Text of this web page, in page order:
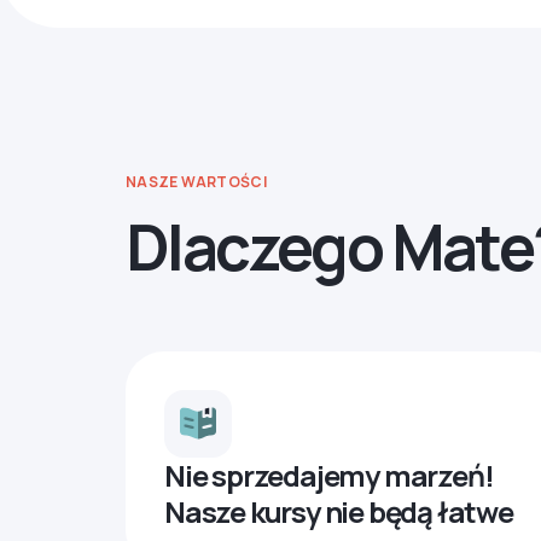
NASZE WARTOŚCI
Dlaczego
Nie sprzedajemy marzeń!
Nasze kursy nie będą łatwe